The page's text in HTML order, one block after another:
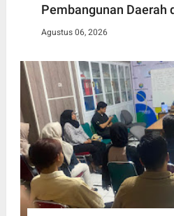
Pembangunan Daerah
Agustus 06, 2026